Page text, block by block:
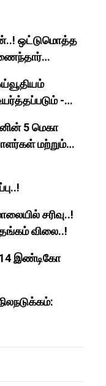
ஒட்டுமொத்த
-
5 மெகா
மற்றும்
சரிவு..!
விலை..!
14 இண்டிகோ